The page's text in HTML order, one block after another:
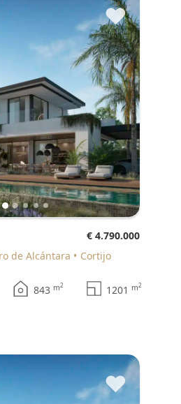
♥
€ 4.790.000
de Alcántara
Cortijo
843 m2 1201 m2
♥